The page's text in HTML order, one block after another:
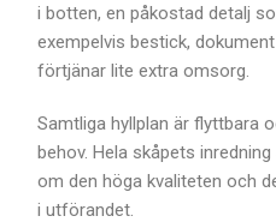
i botten, en påkostad detalj
exempelvis bestick,
förtjänar lite extra omsorg.
Samtliga hyllplan är flyttbara
behov. Hela skåpets
om den höga kvaliteten och
i utförandet.